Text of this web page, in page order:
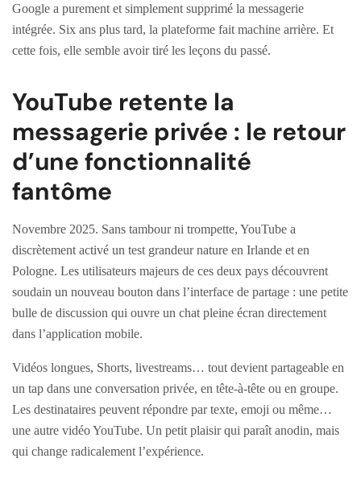
Google a purement et simplement supprimé la messagerie
intégrée. Six ans plus tard, la plateforme fait machine arrière. Et
cette fois, elle semble avoir tiré les leçons du passé.
YouTube retente la
messagerie privée : le retour
d’une fonctionnalité
fantôme
Novembre 2025. Sans tambour ni trompette, YouTube a
discrètement activé un test grandeur nature en Irlande et en
Pologne. Les utilisateurs majeurs de ces deux pays découvrent
soudain un nouveau bouton dans l’interface de partage : une petite
bulle de discussion qui ouvre un chat pleine écran directement
dans l’application mobile.
Vidéos longues, Shorts, livestreams… tout devient partageable en
un tap dans une conversation privée, en tête-à-tête ou en groupe.
Les destinataires peuvent répondre par texte, emoji ou même…
une autre vidéo YouTube. Un petit plaisir qui paraît anodin, mais
qui change radicalement l’expérience.